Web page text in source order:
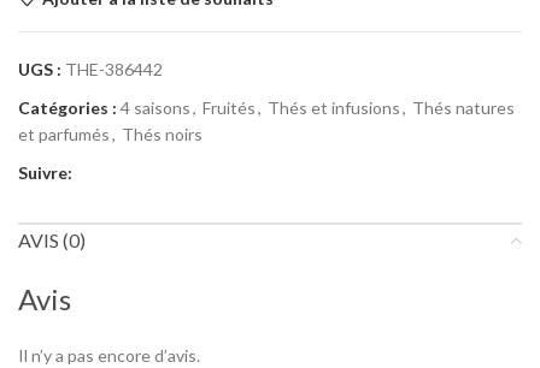
UGS : THE-386442
Catégories : 4 saisons, Fruités, Thés et infusions, Thés natures
et parfumés, Thés noirs
Suivre:
AVIS (0)
Avis
Il n’y a pas encore d’avis.